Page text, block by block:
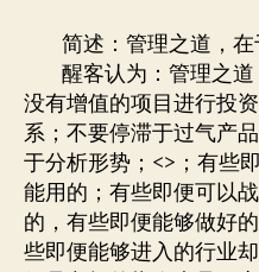
简述：管理之道，在
醒客认为：管理之道
没有增值的项目进行投
系；不要停滞于过气产
于分析形势；<>；有些
能用的；有些即便可以
的，有些即便能够做好
些即便能够进入的行业